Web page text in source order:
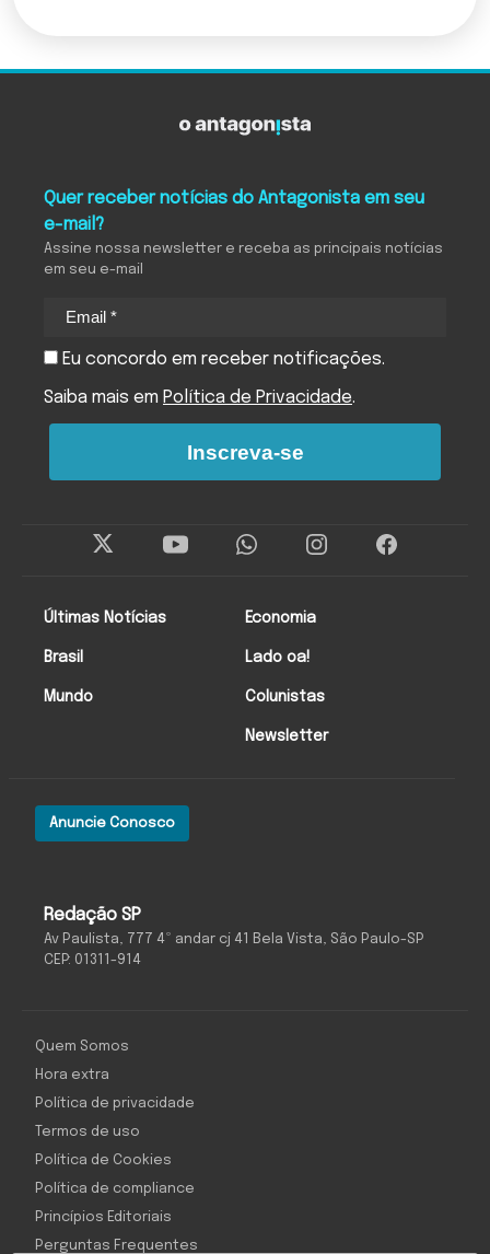
Redação SP
Av Paulista, 777 4º andar cj 41 Bela Vista, São Paulo-SP
CEP: 01311-914
Anuncie Conosco
Últimas Notícias
Brasil
Mundo
Economia
Lado oa!
Colunistas
Newsletter
Quer receber notícias do Antagonista em seu
e-mail?
Assine nossa newsletter e receba as principais notícias
em seu e-mail
Eu concordo em receber notificações.
Saiba mais em Política de Privacidade.
Inscreva-se
Quem Somos
Hora extra
Política de privacidade
Termos de uso
Política de Cookies
Política de compliance
Princípios Editoriais
Perguntas Frequentes